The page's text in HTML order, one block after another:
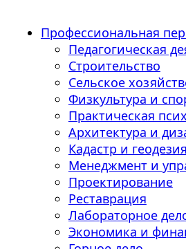
Профессиональная
Педагогическая
Строительство
Сельское
Физкультура и
Практическая
Архитектура и
Кадастр и геодезия
Менеджмент и
Проектирование
Реставрация
Лабораторное
Экономика и